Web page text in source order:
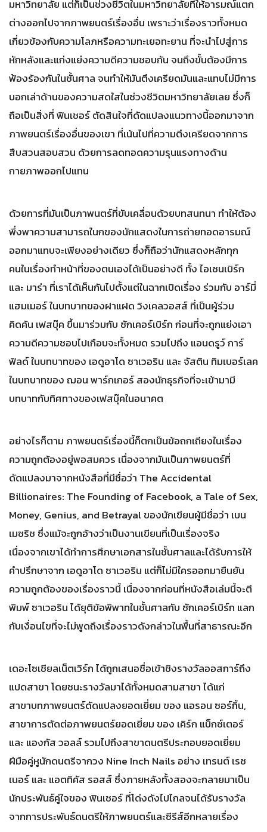
มหาวิทยาลัย แต่ก็เป็นช่วงชีวิตในมหาวิทยาลัยที่ให้อารมณ์แตก
ต่างออกไปจากภาพยนตร์เรื่องอื่น เพราะว่าเรื่องราวทั้งหมด
เกี่ยวข้องกับความโลภหรือความทะเยอทะยาน ที่จะนำไปสู่การ
หักหลังและแก่งแย่งความดีความชอบกัน จนถึงขั้นต้องมีการ
ฟ้องร้องกันในชั้นศาล จนทำให้มันตึงเครียดมันและแทบไม่มีการ
บอกเล่าด้านของความสดใสในช่วงชีวิตมหาวิทยาลัยเลย ซึ่งก็
ถือเป็นสิ่งที่ ฟินเชอร์ ตัดสินใจที่ดัดแปลงแนวทางนี้ออกมาจาก
ภาพยนตร์เรื่องอื่นของเขา ที่เน้นไปที่ความตึงเครียดจากการ
สืบสวนสอบสวน ด้วยการลดทอดความรุนแรงทางด้าน
กายภาพออกไปแทน
ด้วยการที่มันเป็นภาพนตร์ที่ขับเคลื่อนด้วยบทสนทนา ทำให้ต้อง
พึ่งพาความสามารถในกของนักแสดงในการถ่ายทอดอารมณ์
ออกมาแทบจะเพียงอย่างเดียว ซึ่งก็ถือว่านักแสดงหลักทุก
คนในเรื่องทำหน้าที่ของตนเองได้เป็นอย่างดี ทั้ง ไอเซนเบิร์ก
และ มาร่า ที่เราได้เห็นกันไปตั้งแต่ในฉากเปิดเรื่อง ร่วมกับ อาร์มี่
แฮมเมอร์ ในบทบาทของฝาแฝด วิงเคลวอสส์ ที่เป็นผู้ร่วม
คิดค้น เฟสบุ๊ค ขึ้นมาร่วมกับ ซักเคอร์เบิร์ก ก่อนที่จะถูกแย่งเอา
ความดีความชอบไปเกือบจะทั้งหมด รวมไปถึง แอนดรูว์ การ์
ฟิลด์ ในบทบาทของ เอดูอาโด ซาเวอริน และ จัสติน ทิมเบอร์เลค
ในบทบาทของ ฌอน พาร์กเกอร์ สองนักธุรกิจที่จะเข้ามามี
บทบาทกับทิศทางของเฟสบุ๊คในอนาคต
อย่างไรก็ตาม ภาพยนตร์เรื่องนี้ก็ตกเป็นข้อถกเถียงในเรื่อง
ความถูกต้องอยู่พอสมควร เนื่องจากมันเป็นภาพยนตร์ที่
ดัดแปลงมาจากหนังสือที่มีชื่อว่า The Accidental
Billionaires: The Founding of Facebook, a Tale of Sex,
Money, Genius, and Betrayal ของนักเขียนผู้มีชื่อว่า เบน
เมซริช ซึ่งแม้จะถูกอ้างว่าเป็นงานเขียนที่เป็นเรื่องจริง
เนื่องจากเขาได้ทำการศึกษาเอกสารในชั้นศาลและได้รับการให้
คำปรึกษาจาก เอดูอาโด ซาเวอริน แต่ก็ไม่มีใครออกมายืนยัน
ความถูกต้องของเรื่องราวนี้ เนื่องจากก่อนที่หนังสือเล่มนี้จะตี
พิมพ์ ซาเวอริน ได้ยุติข้อพิพาทในชั้นศาลกับ ซักเคอร์เบิร์ก แลก
กับเงื่อนไขที่จะไม่พูดถึงเรื่องราวดังกล่าวในพื้นที่สาธารณะอีก
เดอะโซเชียลเน็ตเวิร์ก ได้ถูกเสนอชื่อเข้าชิงรางวัลออสการ์ถึง
แปดสาขา โดยชนะรางวัลมาได้ทั้งหมดสามสาขา ได้แก่
สาขาบทภาพยนตร์ดัดแปลงยอดเยี่ยม ของ แอรอน ซอร์กิ้น,
สาขาการตัดต่อภาพยนตร์ยอดเยี่ยม ของ เคิร์ก แบ็กซ์เตอร์
และ แองกัส วอลล์ รวมไปถึงสาขาดนตรีประกอบยอดเยี่ยม
ฝีมือคู่หูนักดนตรีจากวง Nine Inch Nails อย่าง ​เทรนต์ เรซ
เนอร์ และ แอตทิคัส รอสส์ ซึ่งภายหลังทั้งสองจะกลายมาเป็น
นักประพันธ์คู่ใจของ ฟินเชอร์ ที่โด่งดังไปไกลจนได้รับรางวัล
จากการประพันธ์ดนตรีให้ภาพยนตร์และซีรีส์อีกหลายเรื่อง